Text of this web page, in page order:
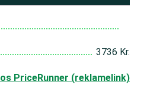
3736 Kr.
PriceRunner (reklamelink)